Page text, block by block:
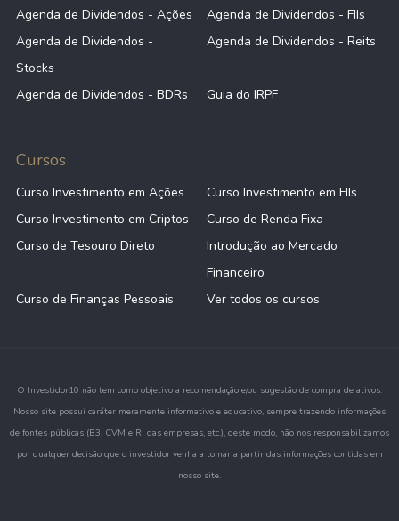
Agenda de Dividendos - Ações
Agenda de Dividendos - FIIs
Agenda de Dividendos -
Stocks
Agenda de Dividendos - Reits
Agenda de Dividendos - BDRs Guia do IRPF
Cursos
Curso Investimento em Ações
Curso Investimento em FIIs
Curso Investimento em Criptos
Curso de Renda Fixa
Curso de Tesouro Direto
Introdução ao Mercado
Financeiro
Curso de Finanças Pessoais
Ver todos os cursos
O Investidor10 não tem como objetivo a recomendação e/ou sugestão de compra de ativos.
Nosso site possui caráter meramente informativo e educativo, sempre trazendo informações
de fontes públicas (B3, CVM e RI das empresas, etc.), deste modo, não nos responsabilizamos
por qualquer decisão que o investidor venha a tomar a partir das informações contidas em
nosso site.